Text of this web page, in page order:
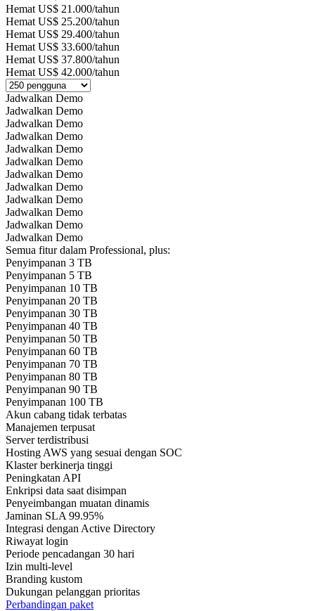
Hemat US$ 21.000/tahun
Hemat US$ 25.200/tahun
Hemat US$ 29.400/tahun
Hemat US$ 33.600/tahun
Hemat US$ 37.800/tahun
Hemat US$ 42.000/tahun
Jadwalkan Demo
Jadwalkan Demo
Jadwalkan Demo
Jadwalkan Demo
Jadwalkan Demo
Jadwalkan Demo
Jadwalkan Demo
Jadwalkan Demo
Jadwalkan Demo
Jadwalkan Demo
Jadwalkan Demo
Jadwalkan Demo
Semua fitur dalam Professional, plus:
Penyimpanan 3 TB
Penyimpanan 5 TB
Penyimpanan 10 TB
Penyimpanan 20 TB
Penyimpanan 30 TB
Penyimpanan 40 TB
Penyimpanan 50 TB
Penyimpanan 60 TB
Penyimpanan 70 TB
Penyimpanan 80 TB
Penyimpanan 90 TB
Penyimpanan 100 TB
Akun cabang tidak terbatas
Manajemen terpusat
Server terdistribusi
Hosting AWS yang sesuai dengan SOC
Klaster berkinerja tinggi
Peningkatan API
Enkripsi data saat disimpan
Penyeimbangan muatan dinamis
Jaminan SLA 99.95%
Integrasi dengan Active Directory
Riwayat login
Periode pencadangan 30 hari
Izin multi-level
Branding kustom
Dukungan pelanggan prioritas
Perbandingan paket